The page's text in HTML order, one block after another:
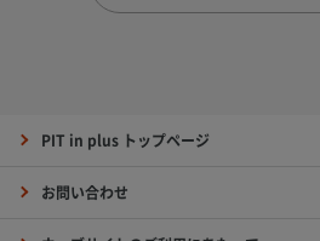
PIT in plus トップページ
お問い合わせ